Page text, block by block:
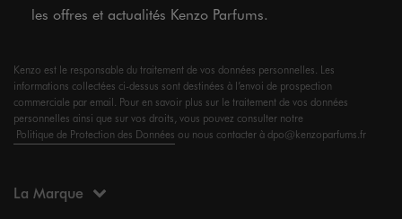
les offres et actualités Kenzo Parfums.
Kenzo est le responsable du traitement de vos données personnelles. Les
informations collectées ci-dessus sont destinées à l’envoi de prospection
commerciale par email. Pour en savoir plus sur le traitement de vos données
personnelles ainsi que sur vos droits, vous pouvez consulter notre
Politique de Protection des Données ou nous contacter à dpo@kenzoparfums.fr
La Marque